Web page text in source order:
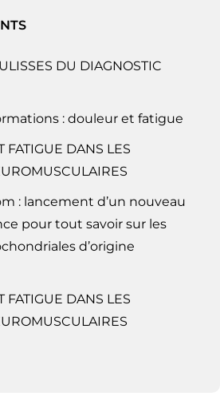
DU DIAGNOSTIC
: douleur et fatigue
FATIGUE DANS LES
: lancement d’un nouveau
pour tout savoir sur les
d’origine
FATIGUE DANS LES